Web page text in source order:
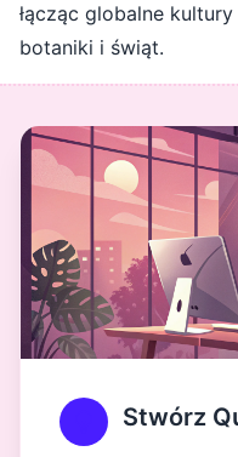
łącząc globalne
botaniki i świąt.
Stwórz